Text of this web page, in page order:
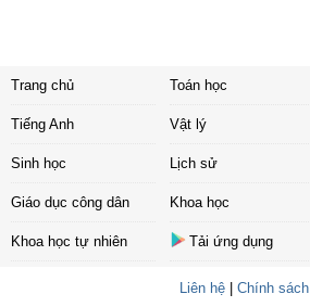
Trang chủ Toán học
Tiếng Anh Vật lý
Sinh học Lịch sử
Giáo dục công dân Khoa học
Khoa học tự nhiên Tải ứng dụng
Liên hệ| Chính sách